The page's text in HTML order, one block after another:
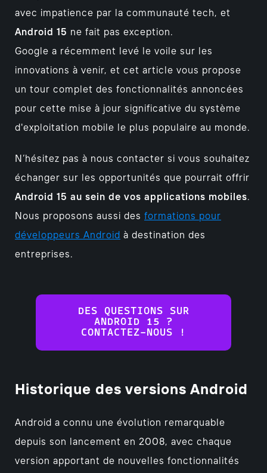
avec impatience par la communauté tech, et
Android 15 ne fait pas exception.
Google a récemment levé le voile sur les
innovations à venir, et cet article vous propose
un tour complet des fonctionnalités annoncées
pour cette mise à jour significative du système
d'exploitation mobile le plus populaire au monde.
N’hésitez pas à nous contacter si vous souhaitez
échanger sur les opportunités que pourrait offrir
Android 15 au sein de vos applications mobiles.
Nous proposons aussi des formations pour
développeurs Android à destination des
entreprises.
DES QUESTIONS SUR
ANDROID 15 ?
CONTACTEZ-NOUS !
Historique des versions Android
Android a connu une évolution remarquable
depuis son lancement en 2008, avec chaque
version apportant de nouvelles fonctionnalités